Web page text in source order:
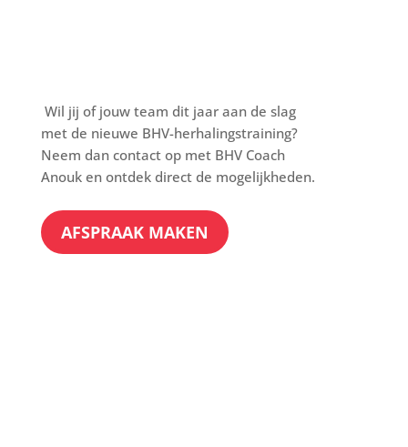
Wil jij of jouw team dit jaar aan de slag
met de nieuwe BHV-herhalingstraining?
Neem dan contact op met BHV Coach
Anouk en ontdek direct de mogelijkheden.
AFSPRAAK MAKEN